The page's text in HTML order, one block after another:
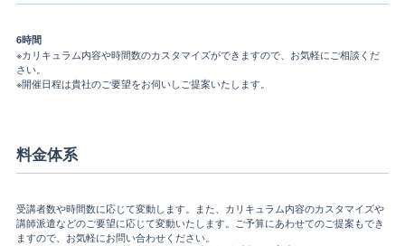
6時間
※カリキュラム内容や時間数のカスタマイズができますので、お気軽にご相談くだ
さい。
※開催日程は貴社のご要望をお伺いしご提案いたします。
料金体系
受講者数や時間数に応じて変動します。また、カリキュラム内容のカスタマイズや
講師派遣などのご要望に応じて変動いたします。ご予算にあわせてのご提案もでき
ますので、お気軽にお問い合わせください。